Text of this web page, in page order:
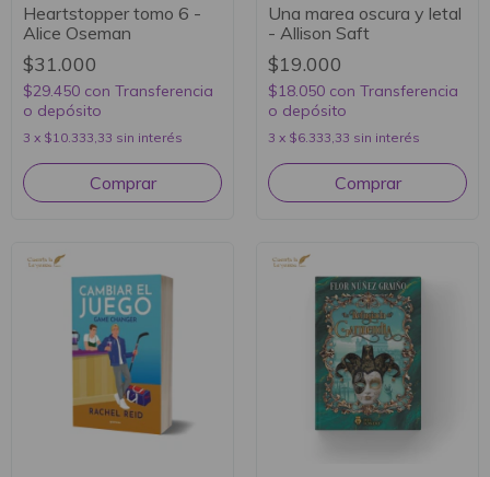
Heartstopper tomo 6 -
Alice Oseman
$31.000
$29.450 con Transferencia
o depósito
3 x $10.333,33 sin interés
Una marea oscura y letal
- Allison Saft
$19.000
$18.050 con Transferencia
o depósito
3 x $6.333,33 sin interés